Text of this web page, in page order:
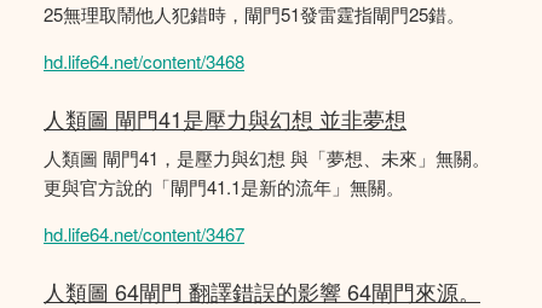
25無理取鬧他人犯錯時，閘門51發雷霆指閘門25錯。
hd.life64.net/content/3468
人類圖 閘門41是壓力與幻想 並非夢想
人類圖 閘門41，是壓力與幻想 與「夢想、未來」無關。
更與官方說的「閘門41.1是新的流年」無關。
hd.life64.net/content/3467
人類圖 64閘門 翻譯錯誤的影響 64閘門來源。